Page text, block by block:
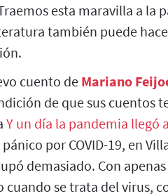
esta maravilla a la
también puede
cuento de Mariano
de que sus cuentos
Y un día la pandemia llegó
por COVID-19, en
demasiado. Con
cuando se trata del virus,